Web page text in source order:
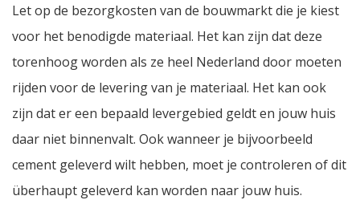
Let op de bezorgkosten van de bouwmarkt die je kiest
voor het benodigde materiaal. Het kan zijn dat deze
torenhoog worden als ze heel Nederland door moeten
rijden voor de levering van je materiaal. Het kan ook
zijn dat er een bepaald levergebied geldt en jouw huis
daar niet binnenvalt. Ook wanneer je bijvoorbeeld
cement geleverd wilt hebben, moet je controleren of dit
überhaupt geleverd kan worden naar jouw huis.